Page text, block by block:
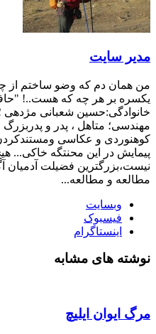
مدیر سایت
من همان دم که وضو ساختم از
یکسره بر هر چه که هست..!
خانوادگی:حسین شعبانی مژدهی
مهندسی؛ متاهل ، پدر و
کوهنوردی و عکاسی
پیمایش در این محنتگه خاکی...
نیست،بزرگترین فضیلت آدمیان
مطالعه و مطالعه...
وبسایت
فیسبوک
اینستاگرام
نوشته های مشابه
مرگ ایوان ایلیچ